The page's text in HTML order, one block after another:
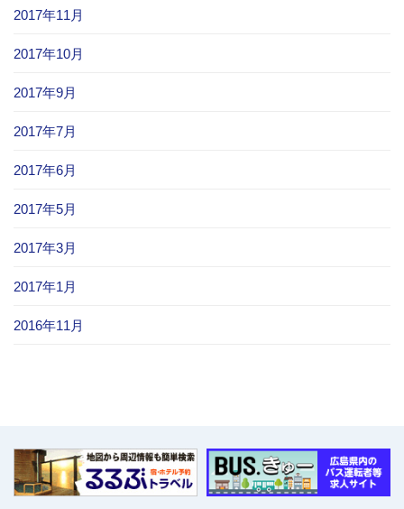
2017年11月
2017年10月
2017年9月
2017年7月
2017年6月
2017年5月
2017年3月
2017年1月
2016年11月